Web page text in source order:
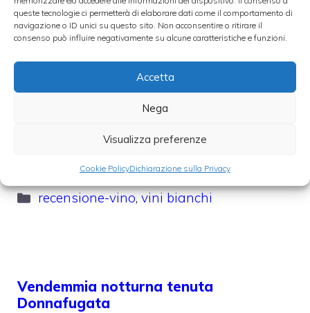
queste tecnologie ci permetterà di elaborare dati come il comportamento di
navigazione o ID unici su questo sito. Non acconsentire o ritirare il
consenso può influire negativamente su alcune caratteristiche e funzioni.
Accetta
Nega
Visualizza preferenze
Cookie PolicyDichiarazione sulla Privacy
Alessandria e Cuneo.
Un Moscato d`Asti Spumante di grande
pregio è La Selvatica, un D.O.C.G. prodotto
dalla Azienda Agricola Caudrina di
Categorie
recensione-vino,vini bianchi
Vendemmia notturna tenuta
Donnafugata